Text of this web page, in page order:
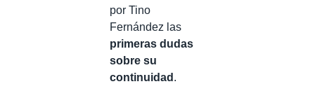
por Tino
Fernández las
primeras dudas
sobre su
continuidad .